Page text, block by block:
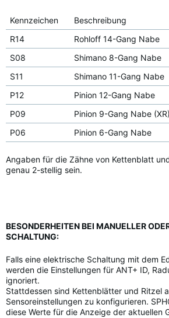
Kennzeichen Beschreibung
R14
Rohloff 14-Gang Nabe
S08
Shimano 8-Gang Nabe
S11
Shimano 11-Gang Nabe
P12
Pinion 12-Gang Nabe
P09
Pinion 9-Gang Nabe (XR)
P06
Pinion 6-Gang Nabe
Angaben für die Zähne von Kettenblatt
genau 2-stellig sein.
BESONDERHEITEN BEI MANUELLER
SCHALTUNG:
Falls eine elektrische Schaltung mit dem
werden die Einstellungen für ANT+ ID,
ignoriert.
Stattdessen sind Kettenblätter und Ritzel
Sensoreinstellungen zu konfigurieren.
diese Werte für die Anzeige der aktuellen